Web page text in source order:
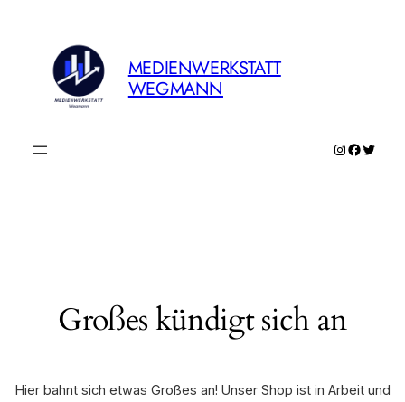
MEDIENWERKSTATT
WEGMANN
Instagram
Großes kündigt sich an
Hier bahnt sich etwas Großes an! Unser Shop ist in Arbeit und